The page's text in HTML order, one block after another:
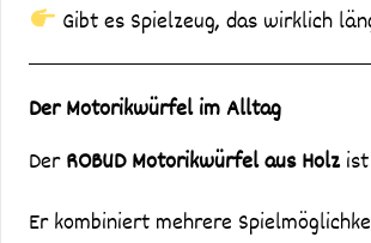
Gibt es Spielzeug, das wirklich
Der Motorikwürfel im Alltag
DerROBUD Motorikwürfel aus Holzist
Er kombiniert mehrere